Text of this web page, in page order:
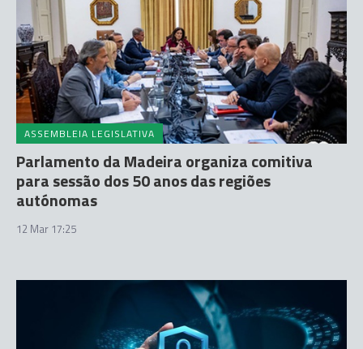
ASSEMBLEIA LEGISLATIVA
Parlamento da Madeira organiza comitiva
para sessão dos 50 anos das regiões
autónomas
12 Mar 17:25